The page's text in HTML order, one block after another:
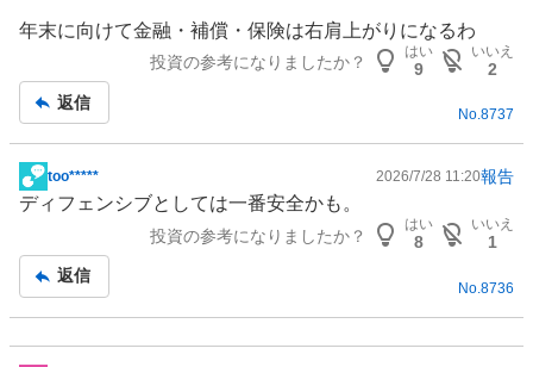
記
年末に向けて金融 ・補償・ 保険は右肩上がりになるわ
投資の参考になりましたか？
はい
9
いいえ
2
返信
No.8737
掲
示
事
too***** 2026/7/28 11:20報告
ディフェンシブとしては一番安全かも。
投資の参考になりましたか？
はい
8
いいえ
1
返信
No. 8736